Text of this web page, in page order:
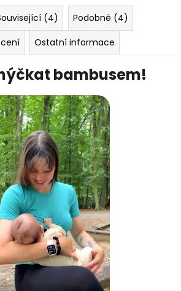
(4)
Podobné (4)
Ostatní informace
bambusem!